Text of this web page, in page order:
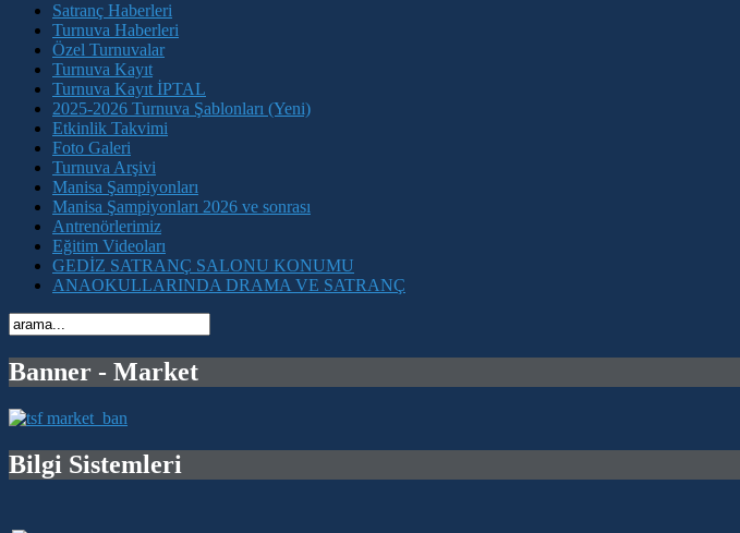
Satranç Haberleri
Turnuva Haberleri
Özel Turnuvalar
Turnuva Kayıt
Turnuva Kayıt İPTAL
2025-2026 Turnuva Şablonları (Yeni)
Etkinlik Takvimi
Foto Galeri
Turnuva Arşivi
Manisa Şampiyonları
Manisa Şampiyonları 2026 ve sonrası
Antrenörlerimiz
Eğitim Videoları
GEDİZ SATRANÇ SALONU KONUMU
ANAOKULLARINDA DRAMA VE SATRANÇ
Banner - Market
Bilgi Sistemleri